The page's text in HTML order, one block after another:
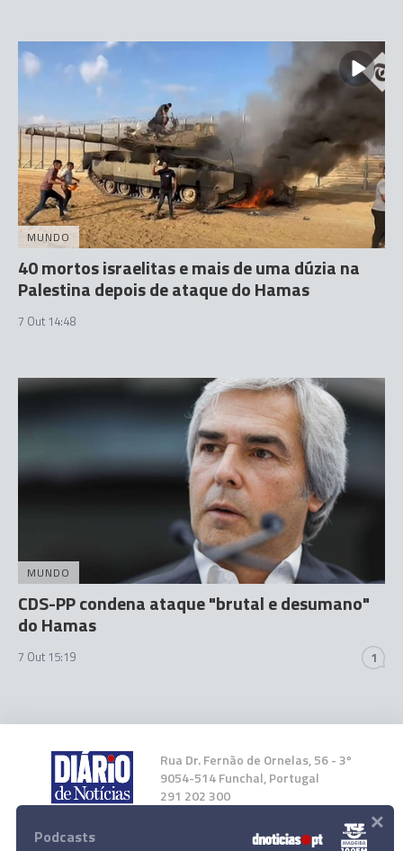
MUNDO
40 mortos israelitas e mais de uma dúzia na
Palestina depois de ataque do Hamas
7 Out 14:48
MUNDO
CDS-PP condena ataque "brutal e desumano"
do Hamas
7 Out 15:19 1
Rua Dr. Fernão de Ornelas, 56 - 3º
9054-514 Funchal, Portugal
291 202 300
Instale a nossa App
Podcasts ×